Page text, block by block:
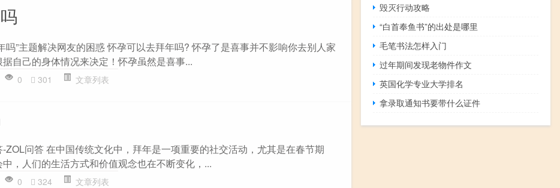
吗”主题解决网友的困惑 怀孕可以去拜年吗? 怀孕了是喜事并不影响你去别人家
自己的身体情况来决定！怀孕虽然是喜事...
0 301 文章列表
ZOL问答 在中国传统文化中，拜年是一项重要的社交活动，尤其是在春节期
，人们的生活方式和价值观念也在不断变化，...
0 324 文章列表
毁灭行动攻略
“白首奉鱼书”的出处是哪里
毛笔书法怎样入门
过年期间发现老物件作文
英国化学专业大学排名
拿录取通知书要带什么证件